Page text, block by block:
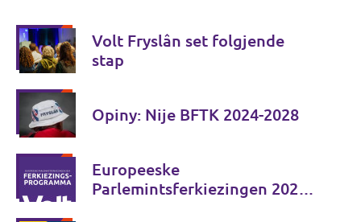
Volt Fryslân set folgjende
stap
Opiny: Nije BFTK 2024-2028
Europeeske
Parlemintsferkiezingen 2024 -